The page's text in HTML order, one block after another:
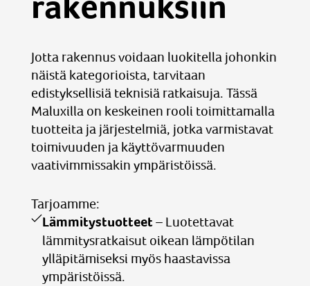
Jotta rakennus voidaan luokitella johonkin
näistä kategorioista, tarvitaan
edistyksellisiä teknisiä ratkaisuja. Tässä
Maluxilla on keskeinen rooli toimittamalla
tuotteita ja järjestelmiä, jotka varmistavat
toimivuuden ja käyttövarmuuden
vaativimmissakin ympäristöissä.
Tarjoamme:
Lämmitystuotteet– Luotettavat
lämmitysratkaisut oikean lämpötilan
ylläpitämiseksi myös haastavissa
ympäristöissä.